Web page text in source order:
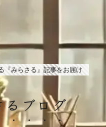
『みらさる』記事をお届け
るブログ